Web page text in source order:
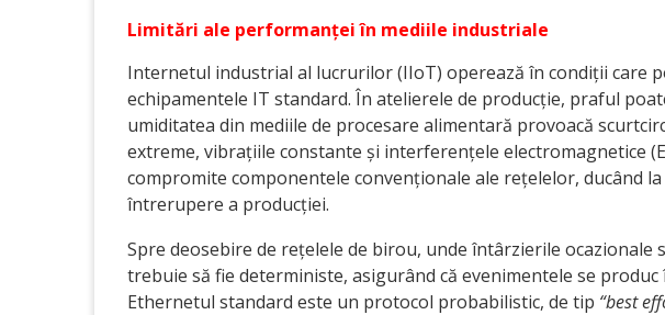
Limitări ale performanței în mediile industriale
Internetul industrial al lucrurilor (IIoT) operează în condiții care
echipamentele IT standard. În atelierele de producție, praful
umiditatea din mediile de procesare alimentară provoacă
extreme, vibrațiile constante și interferențele electromagnetice
compromite componentele convenționale ale rețelelor, ducând
întrerupere a producției.
Spre deosebire de rețelele de birou, unde întârzierile ocazionale
trebuie să fie deterministe, asigurând că evenimentele se
Ethernetul standard este un protocol probabilistic, de tip “best